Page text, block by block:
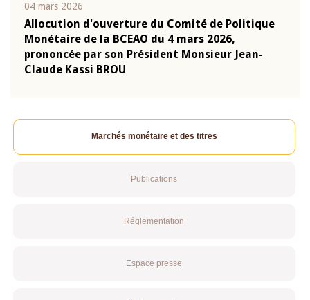
04 mars 2026
Allocution d'ouverture du Comité de Politique
Monétaire de la BCEAO du 4 mars 2026,
prononcée par son Président Monsieur Jean-
Claude Kassi BROU
Marchés monétaire et des titres
Publications
Réglementation
Espace presse